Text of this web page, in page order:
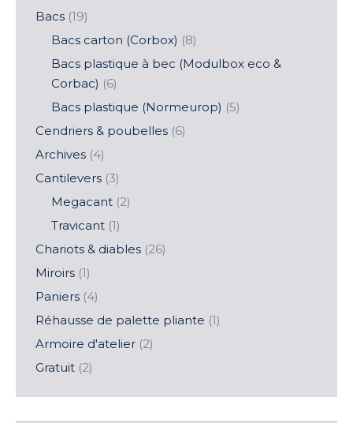
Bacs (19)
Bacs carton (Corbox) (8)
Bacs plastique à bec (Modulbox eco &
Corbac) (6)
Bacs plastique (Normeurop) (5)
Cendriers & poubelles (6)
Archives (4)
Cantilevers (3)
Megacant (2)
Travicant (1)
Chariots & diables (26)
Miroirs (1)
Paniers (4)
Réhausse de palette pliante (1)
Armoire d'atelier (2)
Gratuit (2)